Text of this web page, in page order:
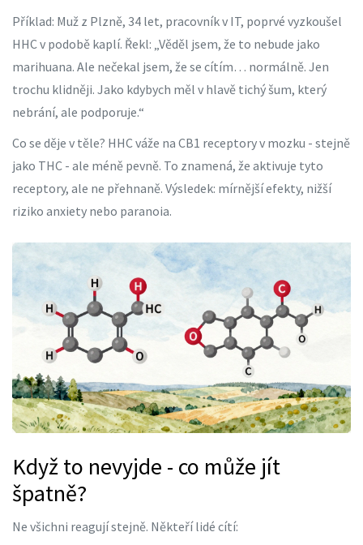
Příklad: Muž z Plzně, 34 let, pracovník v IT, poprvé vyzkoušel
HHC v podobě kaplí. Řekl: „Věděl jsem, že to nebude jako
marihuana. Ale nečekal jsem, že se cítím… normálně. Jen
trochu klidněji. Jako kdybych měl v hlavě tichý šum, který
nebrání, ale podporuje.“
Co se děje v těle? HHC váže na CB1 receptory v mozku - stejně
jako THC - ale méně pevně. To znamená, že aktivuje tyto
receptory, ale ne přehnaně. Výsledek: mírnější efekty, nižší
riziko anxiety nebo paranoia.
Když to nevyjde - co může jít
špatně?
Ne všichni reagují stejně. Někteří lidé cítí: